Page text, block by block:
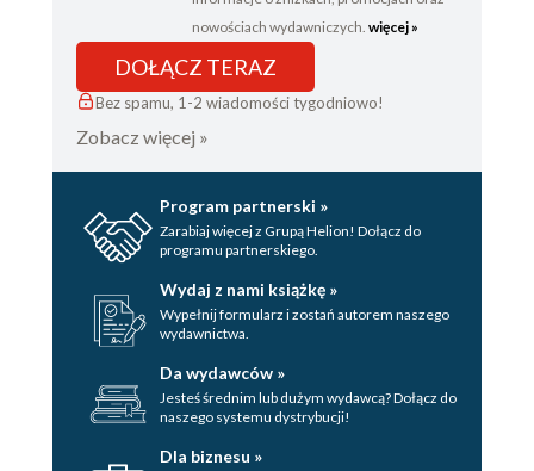
nowościach wydawniczych. więcej »
DOŁĄCZ TERAZ
Bez spamu, 1-2 wiadomości tygodniowo!
Zobacz więcej »
Program partnerski »
Zarabiaj więcej z Grupą Helion! Dołącz do
programu partnerskiego.
Wydaj z nami książkę »
Wypełnij formularz i zostań autorem naszego
wydawnictwa.
Da wydawców »
Jesteś średnim lub dużym wydawcą? Dołącz do
naszego systemu dystrybucji!
Dla biznesu »